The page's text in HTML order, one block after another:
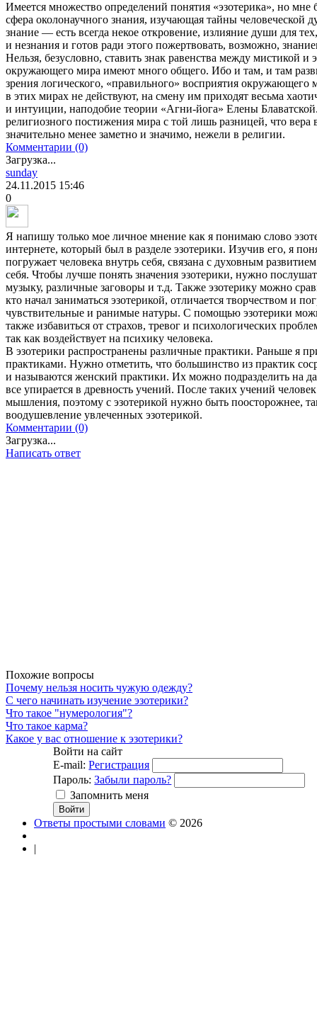
Имеется множество определений понятия «эзотерика», но
сфера околонаучного знания, изучающая тайны человеческой
знание — есть всегда некое откровение, излияние души для
и незнания и готов ради этого пожертвовать, возможно,
Нельзя, безусловно, ставить знак равенства между мистикой
окружающего мира имеют много общего. Ибо и там, и там
зрения логического, «правильного» восприятия
в этих мирах не действуют, на смену им приходят весьма
и интуиции, наподобие теории «Агни-йога» Елены
религиозного постижения мира с той лишь разницей, что вера
значительно менее заметно и значимо, нежели в религии.
Комментарии (0)
Загрузка...
sunday
24.11.2015 15:46
0
Я напишу только мое личное мнение как я понимаю слово
интернете, который был в разделе эзотерики. Изучив его, я
погружает человека внутрь себя, связана с духовным
себя. Чтобы лучше понять значения эзотерики, нужно
музыку, различные заговоры и т.д. Также эзотерику можно
кто начал заниматься эзотерикой, отличается творчеством и
чувствительные и ранимые натуры. С помощью эзотерики
также избавиться от страхов, тревог и психологических
так как воздействует на психику человека.
В эзотерики распространены различные практики. Раньше я
практиками. Нужно отметить, что большинство из практик
и называются женский практики. Их можно подразделить на
все упирается в древность учений. После таких учений
мышления, поэтому с эзотерикой нужно быть поосторожнее,
воодушевление увлеченных эзотерикой.
Комментарии (0)
Загрузка...
Написать ответ
Похожие вопросы
Почему нельзя носить чужую одежду?
С чего начинать изучение эзотерики?
Что такое "нумерология"?
Что такое карма?
Какое у вас отношение к эзотерики?
Войти на сайт
E-mail: Регистрация
Пароль: Забыли пароль?
Запомнить меня
Ответы простыми словами © 2026
|